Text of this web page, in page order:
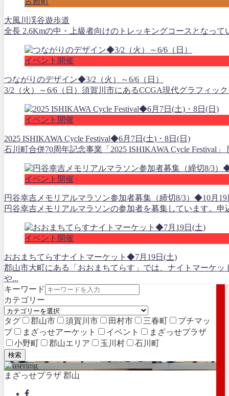
大風川渓谷遊歩道
全長 2.6Kmの中・上級者向けのトレッキングコースとなっ
イベント開催
つながりのデザイン◆3/2（火）～6/6（日）
3/2（火）～6/6（日）須賀川市にあるCCGA現代グラフィッ
イベント開催
2025 ISHIKAWA Cycle Festival◆6月7日(土)・8日(日)
石川町合併70周年記念事業「2025 ISHIKAWA Cycle Festival
イベント開催
円谷幸吉メモリアルマラソン参加者募集（締切8/3）◆10月19
円谷幸吉メモリアルマラソンの参加者を募集しています。
イベント開催
おおまちてらすナイトマーケット◆7月19日(土)
郡山市大町にある「おおまちてらす」では、ナイトマーケ
や...
キーワード
カテゴリー
タグ 郡山市 須賀川市 田村市 三春町
プチマッ
プ
まざっせアーケット イベント
まざっせプラザ
小野町
郡山エリア 玉川村 石川町
検索
まざっせプラザ 郡山